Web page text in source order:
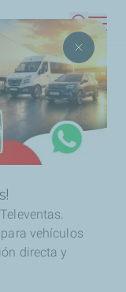
vehículos
directa y
Buscar
Club de
amplían su